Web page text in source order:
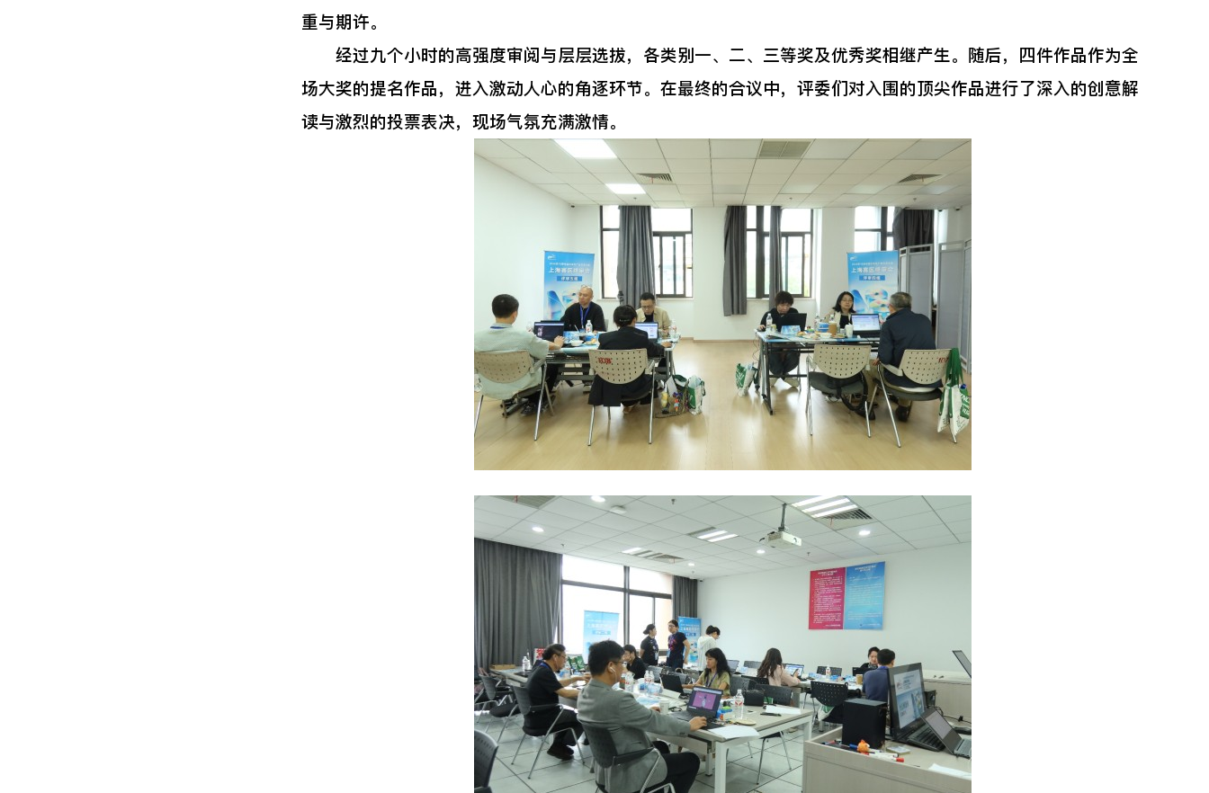
重与期许。
经过九个小时的高强度审阅与层层选拔，各类别一、二、三等奖及优秀奖相继产生。随后，四件作品作为全
场大奖的提名作品，进入激动人心的角逐环节。在最终的合议中，评委们对入围的顶尖作品进行了深入的创意解
读与激烈的投票表决，现场气氛充满激情。